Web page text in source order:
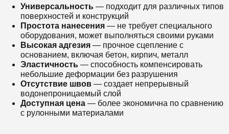
Универсальность — подходит для различных типов
поверхностей и конструкций
Простота нанесения — не требует специального
оборудования, может выполняться своими руками
Высокая адгезия — прочное сцепление с
основанием, включая бетон, кирпич, металл
Эластичность — способность компенсировать
небольшие деформации без разрушения
Отсутствие швов — создает непрерывный
водонепроницаемый слой
Доступная цена — более экономична по сравнению
с рулонными материалами